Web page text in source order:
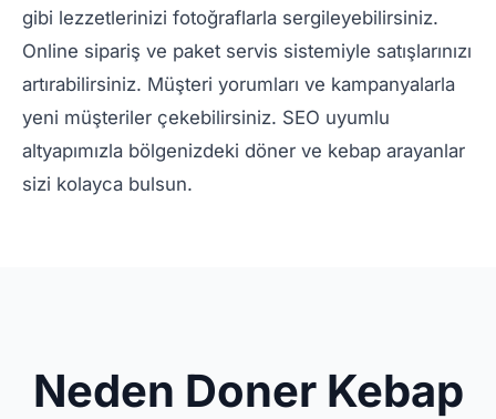
gibi lezzetlerinizi fotoğraflarla sergileyebilirsiniz.
Online sipariş ve paket servis sistemiyle satışlarınızı
artırabilirsiniz. Müşteri yorumları ve kampanyalarla
yeni müşteriler çekebilirsiniz. SEO uyumlu
altyapımızla bölgenizdeki döner ve kebap arayanlar
sizi kolayca bulsun.
Neden Doner Kebap